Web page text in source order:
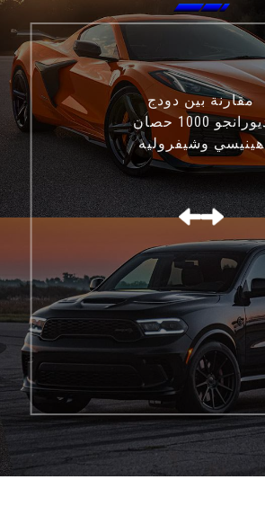
مقارنة بين دودج
ديورانجو 1000 حصان
هينيسي وشيفروليه
كورفيت C8 Z06